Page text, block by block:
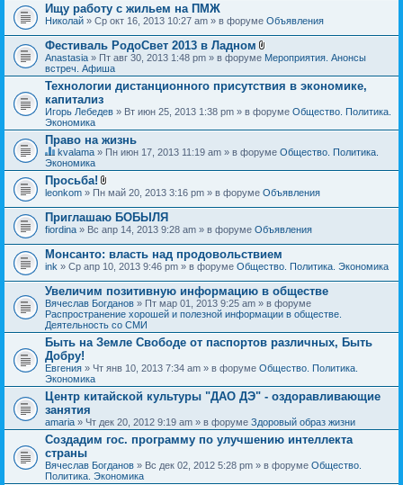
Ищу работу с жильем на ПМЖ
Николай » Ср окт 16, 2013 10:27 am » в форуме Объявления
Фестиваль РодоСвет 2013 в Ладном
В
о
ж
н
и
я
Anastasia » Пт авг 30, 2013 1:48 pm » в форуме Мероприятия. Анонсы
встреч. Афиша
Технологии дистанционного присутствия в экономике,
капитализ
Игорь Лебедев » Вт июн 25, 2013 1:38 pm » в форуме Общество. Политика.
Экономика
Право на жизнь
Д
а
н
н
я
т
е
м
а
с
о
д
е
р
ж
и
т
о
п
р
о
с
.
kvalama » Пн июн 17, 2013 11:19 am » в форуме Общество. Политика.
Экономика
Просьба!
В
о
ж
е
н
и
я
leonkom » Пн май 20, 2013 3:16 pm » в форуме Объявления
Приглашаю БОБЫЛЯ
fiordina » Вс апр 14, 2013 9:28 am » в форуме Объявления
Монсанто: власть над продовольствием
ink » Ср апр 10, 2013 9:46 pm » в форуме Общество. Политика. Экономика
Увеличим позитивную информацию в обществе
Вячеслав Богданов » Пт мар 01, 2013 9:25 am » в форуме
Распространение хорошей и полезной информации в обществе.
Деятельность со СМИ
Быть на Земле Свободе от паспортов различных, Быть
Добру!
Евгения » Чт янв 10, 2013 7:34 am » в форуме Общество. Политика.
Экономика
Центр китайской культуры "ДАО ДЭ" - оздоравливающие
занятия
amaria » Чт дек 20, 2012 9:19 am » в форуме Здоровый образ жизни
Создадим гос. программу по улучшению интеллекта
страны
Вячеслав Богданов » Вс дек 02, 2012 5:28 pm » в форуме Общество.
Политика. Экономика